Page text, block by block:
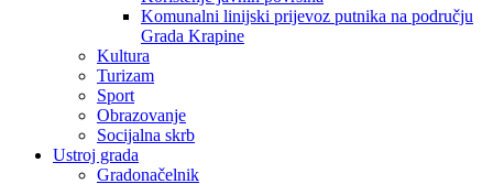
Komunalni linijski prijevoz putnika na području
Grada Krapine
Kultura
Turizam
Sport
Obrazovanje
Socijalna skrb
Ustroj grada
Gradonačelnik